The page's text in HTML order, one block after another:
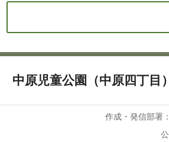
中原児童公園（中原四丁目）
作成・発信部署：